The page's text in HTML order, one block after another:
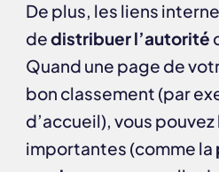
De plus, les liens
dedistribuer l’autorité
Quand une page de
bon classement (par
d’accueil), vous
importantes (comme la